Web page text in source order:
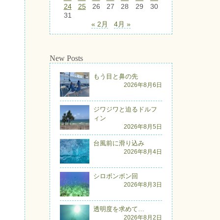
24
25 26 27 28 29
30
31
« 2月
4月 »
New Posts
もう目と鼻の先
2026年8月6日
ジワジワと迫るドルフ
ィン
2026年8月5日
台風前に滑り込み
2026年8月4日
シロボンボン回
2026年8月3日
透明度を求めて…
2026年8月2日